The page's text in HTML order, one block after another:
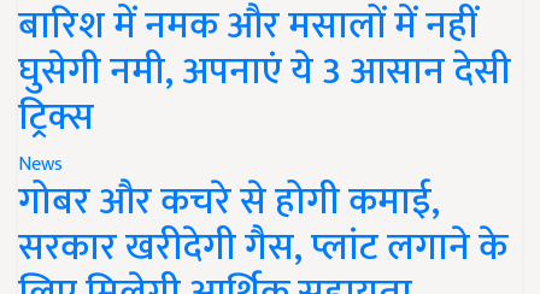
बारिश में नमक और मसालों में नहीं
घुसेगी नमी, अपनाएं ये 3 आसान देसी
ट्रिक्स
News
गोबर और कचरे से होगी कमाई,
सरकार खरीदेगी गैस, प्लांट लगाने के